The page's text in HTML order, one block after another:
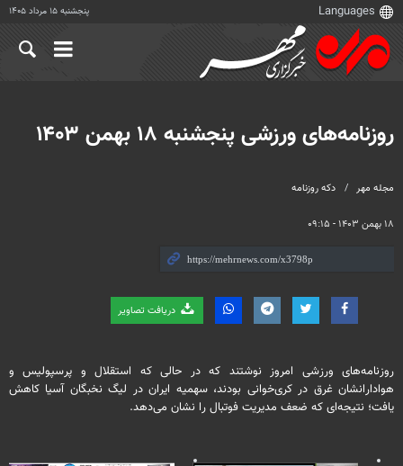
پنجشنبه ۱۵ مرداد ۱۴۰۵
مجله مهر دکه روزنامه
۱۸ بهمن ۱۴۰۳ - ۰۹:۱۵
دریافت تصاویر
روزنامه‌های ورزشی پنجشنبه ۱۸ بهمن‌ ۱۴۰۳
روزنامه‌های ورزشی امروز نوشتند که در حالی که استقلال و پرسپولیس و
هوادارانشان غرق در کری‌خوانی بودند، سهمیه ایران در لیگ نخبگان آسیا کاهش
یافت؛ نتیجه‌ای که ضعف مدیریت فوتبال را نشان می‌دهد.